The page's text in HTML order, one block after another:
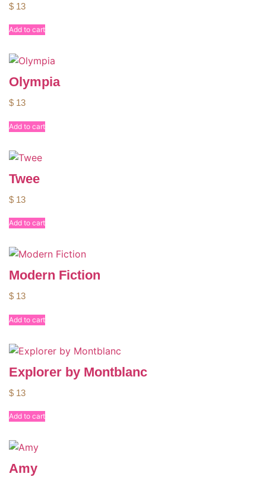
$ 13
Add to cart
Olympia
$ 13
Add to cart
Twee
$ 13
Add to cart
Modern Fiction
$ 13
Add to cart
Explorer by Montblanc
$ 13
Add to cart
Amy